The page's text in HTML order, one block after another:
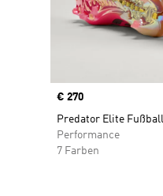
Price
€ 270
Predator Elite
Performance
7 Farben